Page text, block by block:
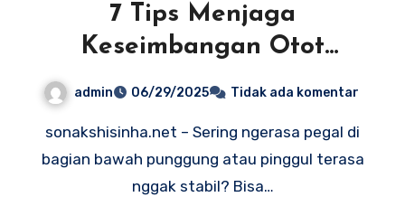
7 Tips Menjaga
Keseimbangan Otot
admin 06/29/2025 Tidak ada komentar
sonakshisinha.net – Sering ngerasa pegal di
bagian bawah punggung atau pinggul terasa
nggak stabil? Bisa…